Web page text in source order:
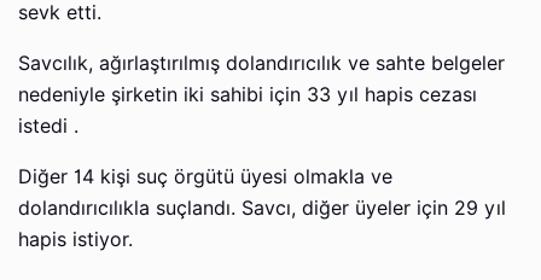
sevk etti.
Savcılık, ağırlaştırılmış dolandırıcılık ve sahte belgeler
nedeniyle şirketin iki sahibi için 33 yıl hapis cezası
istedi .
Diğer 14 kişi suç örgütü üyesi olmakla ve
dolandırıcılıkla suçlandı. Savcı, diğer üyeler için 29 yıl
hapis istiyor.